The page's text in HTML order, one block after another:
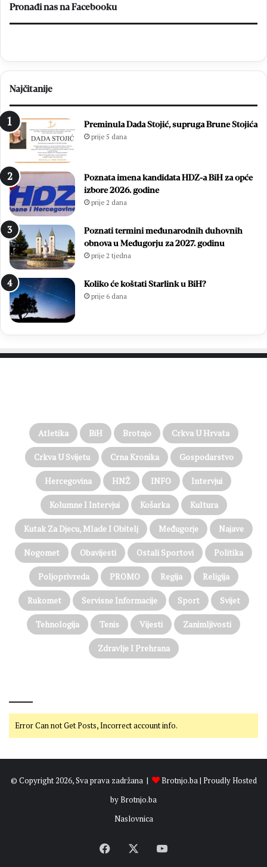
Pronađi nas na Facebooku
Najčitanije
Preminula Dada Stojić, supruga Brune Stojića
prije 5 dana
Poznata imena kandidata HDZ-a BiH za opće
izbore 2026. godine
prije 2 dana
Poznati termini međunarodnih duhovnih
obnova u Međugorju za 2027. godinu
prije 2 tjedna
Koliko će koštati Starlink u BiH?
prije 6 dana
Atletika BiH Brotnjo Crkva U Hrvata
Crkva U Svijetu Crna Kronika Gospodarstvo
Hercegovina HNŽ INFO Intervjui
Kolumne I Intervjui Košarka Kultura
Kutak Za Djecu, Mlade I Obitelj Međugorje Najave
Nogomet Obavijesti Ostali Sportovi Politika
Poljoprivreda PROMO Regija Religija
Rukomet Servisne Informacije Sport Svijet
Tehnologija Tenis Vijesti Zanimljivosti
Zdravlje I Prehrana
Error Can not Get Posts, Incorrect account info.
© Copyright 2026, Sva prava zadržana | Brotnjo.ba| Proudly Hosted
byBrotnjo.ba
Naslovnica
Facebook YouTube